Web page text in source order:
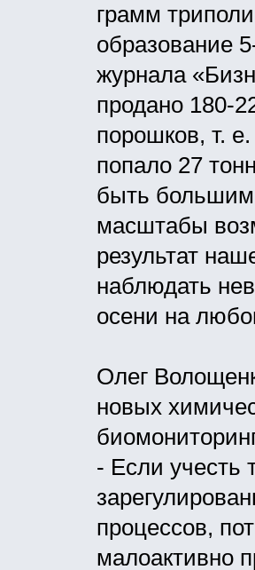
грамм
образование
журнала
продано 180-
порошков, т.
попало 27
быть большим
масштабы
результат
наблюдать
осени на
Олег
новых
- Если учесть
процессов,
малоактивно